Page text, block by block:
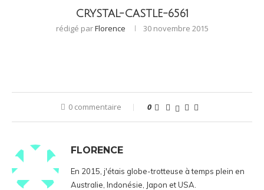
CRYSTAL-CASTLE-6561
rédigé parFlorence 30 novembre 2015
0 commentaire 0
FLORENCE
En 2015, j'étais globe-trotteuse à temps plein en
Australie, Indonésie, Japon et USA.